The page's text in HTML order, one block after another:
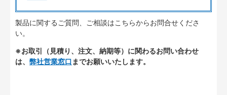
製品に関するご質問、ご相談はこちらからお問合せくださ
い。
※お取引（見積り、注文、納期等）に関わるお問い合わせ
は、 弊社営業窓口 までお願いいたします。